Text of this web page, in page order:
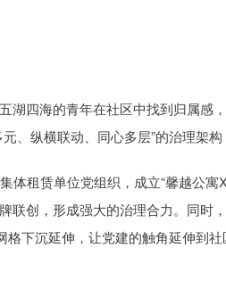
湖四海的青年在社区中找到归属感
、纵横联动、同心多层”的治理架构
体租赁单位党组织，成立“馨越公
联创，形成强大的治理合力。同时
下沉延伸，让党建的触角延伸到社